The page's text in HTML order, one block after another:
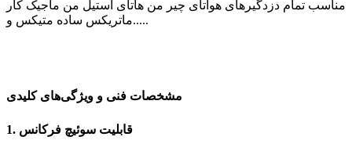
مناسب تمام دزدگیرهای هوآتای چیر من هاتای استیل من ماجیک کار
ماتریکس ساده متیکس و.....
مشخصات فنی و ویژگی‌های کلیدی
1. قابلیت سوئیچ فرکانس